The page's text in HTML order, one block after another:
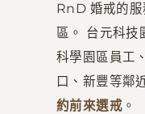
RnD 婚戒的服
區。 台元科技
科學園區員工
口、新豐等鄰
約前來選戒 。